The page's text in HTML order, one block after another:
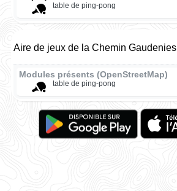
table de ping-pong
Aire de jeux de la Chemin Gaudenies
Modules présents (OpenStreetMap)
table de ping-pong